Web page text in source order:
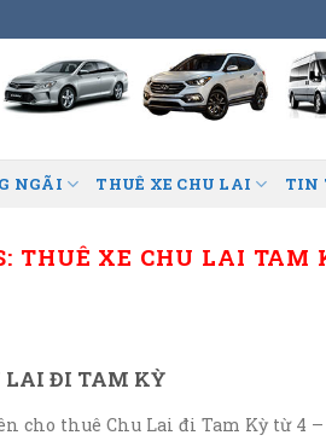
NGÃI THUÊ XE CHU LAI TIN
THUÊ XE CHU LAI TAM
LAI ĐI TAM KỲ
cho thuê Chu Lai đi Tam Kỳ từ 4 –